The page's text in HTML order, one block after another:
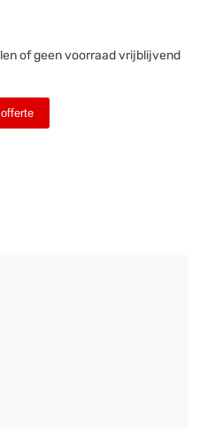
of geen voorraad vrijblijvend